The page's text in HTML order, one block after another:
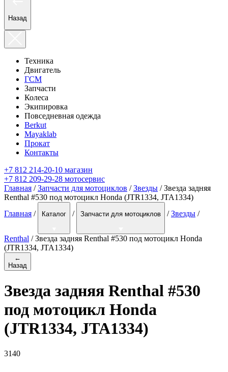
Назад
Техника
Двигатель
ГСМ
Запчасти
Колеса
Экипировка
Повседневная одежда
Berkut
Mayaklab
Прокат
Контакты
+7 812 214-20-10 магазин
+7 812 209-29-28 мотосервис
Главная /Запчасти для мотоциклов /Звезды / Звезда задняя
Renthal #530 под мотоцикл Honda (JTR1334, JTA1334)
Главная / Каталог / Запчасти для мотоциклов / Звезды /
Renthal / Звезда задняя Renthal #530 под мотоцикл Honda
(JTR1334, JTA1334)
←
Назад
Звезда задняя Renthal #530
под мотоцикл Honda
(JTR1334, JTA1334)
3140